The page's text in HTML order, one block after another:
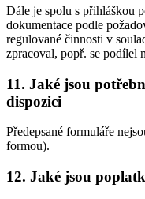
Dále je spolu s přihláškou
dokumentace podle
regulované činnosti v
zpracoval, popř. se podílel
11. Jaké jsou
dispozici
Předepsané formuláře
formou).
12. Jaké jsou